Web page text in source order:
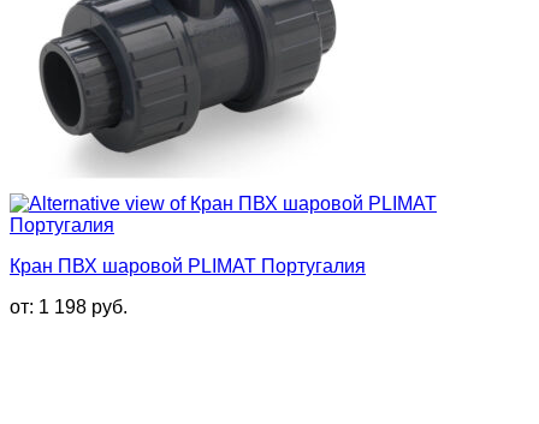
Кран ПВХ шаровой PLIMAT Португалия
от: 1 198 руб.